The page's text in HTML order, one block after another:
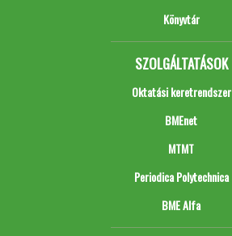
Könyvtár
SZOLGÁLTATÁSOK
Oktatási keretrendszer
BMEnet
MTMT
Periodica Polytechnica
BME Alfa